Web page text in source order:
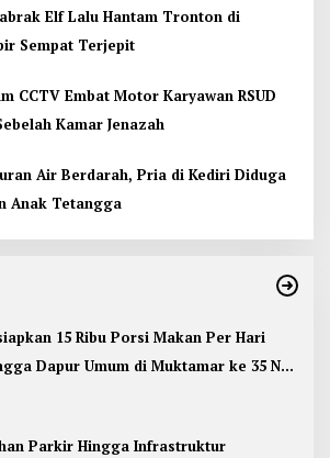
Elf Lalu Hantam Tronton di
Sempat Terjepit
CCTV Embat Motor Karyawan RSUD
Kamar Jenazah
Air Berdarah, Pria di Kediri Diduga
Anak Tetangga
15 Ribu Porsi Makan Per Hari
Dapur Umum di Muktamar ke 35 NU
Parkir Hingga Infrastruktur